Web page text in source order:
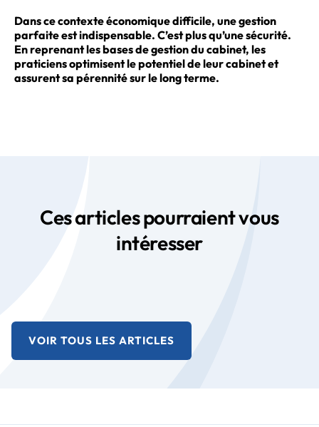
Dans ce contexte économique difficile, une gestion
parfaite est indispensable. C’est plus qu’une sécurité.
En reprenant les bases de gestion du cabinet, les
praticiens optimisent le potentiel de leur cabinet et
assurent sa pérennité sur le long terme.
Ces articles pourraient vous
intéresser
VOIR TOUS LES ARTICLES